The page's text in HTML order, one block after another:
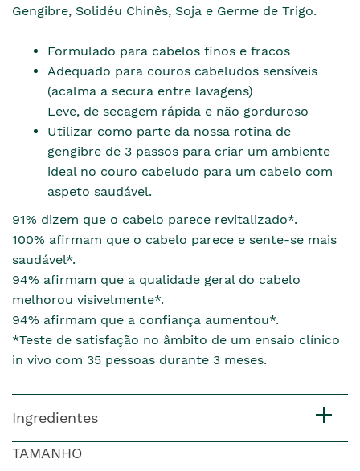
Gengibre, Solidéu Chinês, Soja e Germe de Trigo.
Formulado para cabelos finos e fracos
Adequado para couros cabeludos sensíveis
(acalma a secura entre lavagens)
Leve, de secagem rápida e não gorduroso
Utilizar como parte da nossa rotina de
gengibre de 3 passos para criar um ambiente
ideal no couro cabeludo para um cabelo com
aspeto saudável.
91% dizem que o cabelo parece revitalizado*.
100% afirmam que o cabelo parece e sente-se mais
saudável*.
94% afirmam que a qualidade geral do cabelo
melhorou visivelmente*.
94% afirmam que a confiança aumentou*.
*Teste de satisfação no âmbito de um ensaio clínico
in vivo com 35 pessoas durante 3 meses.
Ingredientes
TAMANHO